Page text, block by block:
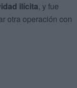
ilícita, y fue
otra operación con